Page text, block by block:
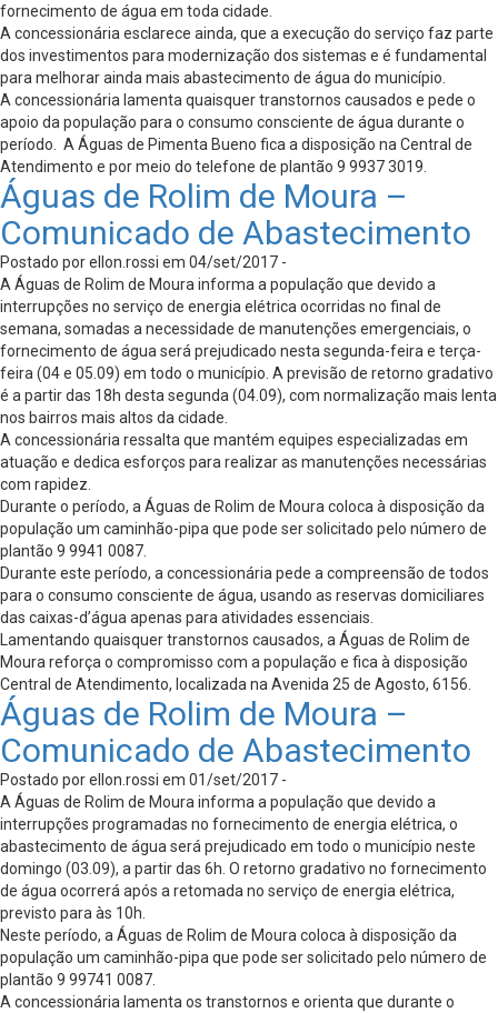
fornecimento de água em toda cidade.
A concessionária esclarece ainda, que a execução do serviço faz parte
dos investimentos para modernização dos sistemas e é fundamental
para melhorar ainda mais abastecimento de água do município.
A concessionária lamenta quaisquer transtornos causados e pede o
apoio da população para o consumo consciente de água durante o
período. A Águas de Pimenta Bueno fica a disposição na Central de
Atendimento e por meio do telefone de plantão 9 9937 3019.
Águas de Rolim de Moura –
Comunicado de Abastecimento
Postado por ellon.rossi em 04/set/2017 -
A Águas de Rolim de Moura informa a população que devido a
interrupções no serviço de energia elétrica ocorridas no final de
semana, somadas a necessidade de manutenções emergenciais, o
fornecimento de água será prejudicado nesta segunda-feira e terça-
feira (04 e 05.09) em todo o município. A previsão de retorno gradativo
é a partir das 18h desta segunda (04.09), com normalização mais lenta
nos bairros mais altos da cidade.
A concessionária ressalta que mantém equipes especializadas em
atuação e dedica esforços para realizar as manutenções necessárias
com rapidez.
Durante o período, a Águas de Rolim de Moura coloca à disposição da
população um caminhão-pipa que pode ser solicitado pelo número de
plantão 9 9941 0087.
Durante este período, a concessionária pede a compreensão de todos
para o consumo consciente de água, usando as reservas domiciliares
das caixas-d’água apenas para atividades essenciais.
Lamentando quaisquer transtornos causados, a Águas de Rolim de
Moura reforça o compromisso com a população e fica à disposição
Central de Atendimento, localizada na Avenida 25 de Agosto, 6156.
Águas de Rolim de Moura –
Comunicado de Abastecimento
Postado por ellon.rossi em 01/set/2017 -
A Águas de Rolim de Moura informa a população que devido a
interrupções programadas no fornecimento de energia elétrica, o
abastecimento de água será prejudicado em todo o município neste
domingo (03.09), a partir das 6h. O retorno gradativo no fornecimento
de água ocorrerá após a retomada no serviço de energia elétrica,
previsto para às 10h.
Neste período, a Águas de Rolim de Moura coloca à disposição da
população um caminhão-pipa que pode ser solicitado pelo número de
plantão 9 99741 0087.
A concessionária lamenta os transtornos e orienta que durante o